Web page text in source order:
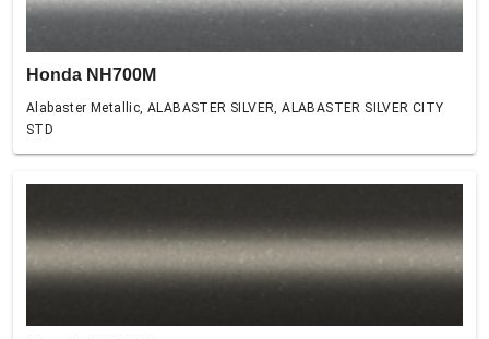
Honda NH700M
Alabaster Metallic, ALABASTER SILVER, ALABASTER SILVER CITY
STD